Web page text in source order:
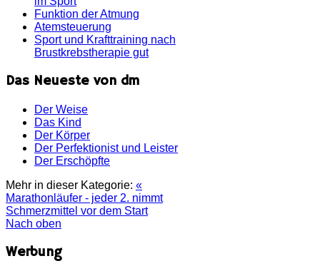
Funktion der Atmung
Atemsteuerung
Sport und Krafttraining nach
Brustkrebstherapie gut
Das Neueste von dm
Der Weise
Das Kind
Der Körper
Der Perfektionist und Leister
Der Erschöpfte
Mehr in dieser Kategorie: «
Marathonläufer - jeder 2. nimmt
Schmerzmittel vor dem Start
Nach oben
Werbung